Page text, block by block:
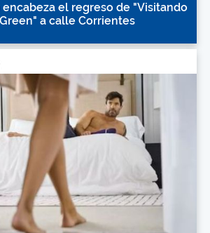
encabeza el regreso de "Visitando
a calle Corrientes